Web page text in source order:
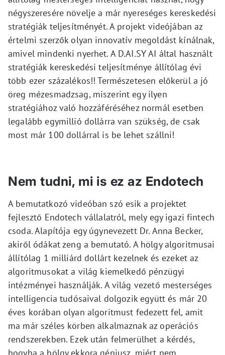
négyszeresére növelje a már nyereséges kereskedési
stratégiák teljesítményét. A projekt videójában az
értelmi szerzők olyan innovatív megoldást kínálnak,
amivel mindenki nyerhet. A D.AI.SY AI által használt
stratégiák kereskedési teljesítménye állítólag évi
több ezer százalékos!! Természetesen előkerül a jó
öreg mézesmadzsag, miszerint egy ilyen
stratégiához való hozzáféréséhez normál esetben
legalább egymillió dollárra van szükség, de csak
most már 100 dollárral is be lehet szállni!
Nem tudni, mi is ez az Endotech
A bemutatkozó videóban szó esik a projektet
fejlesztő Endotech vállalatról, mely egy igazi fintech
csoda. Alapítója egy úgynevezett Dr. Anna Becker,
akiről ódákat zeng a bemutató. A hölgy algoritmusai
állítólag 1 milliárd dollárt kezelnek és ezeket az
algoritmusokat a világ kiemelkedő pénzügyi
intézményei használják. A világ vezető mesterséges
intelligencia tudósaival dolgozik együtt és már 20
éves korában olyan algoritmust fedezett fel, amit
ma már széles körben alkalmaznak az operációs
rendszerekben. Ezek után felmerülhet a kérdés,